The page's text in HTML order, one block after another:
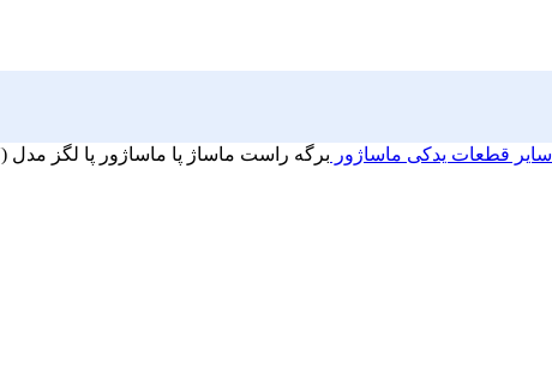
سایر قطعات یدکی ماساژور برگه راست ماساژ پا ماساژور پا لگز مدل (LEGS BEAUTICIAN)